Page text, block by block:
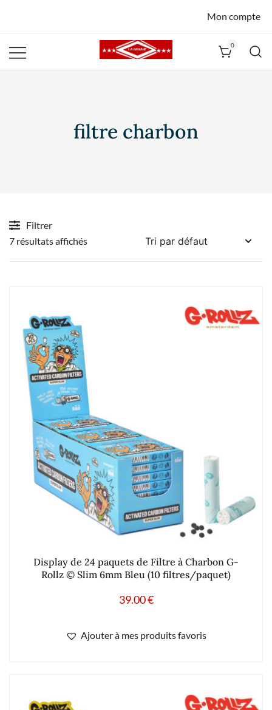
Mon compte
0
filtre charbon
Filtrer
7 résultats affichés
Display de 24 paquets de Filtre à Charbon G-
Rollz © Slim 6mm Bleu (10 filtres/paquet)
39.00€
Ajouter à mes produits favoris